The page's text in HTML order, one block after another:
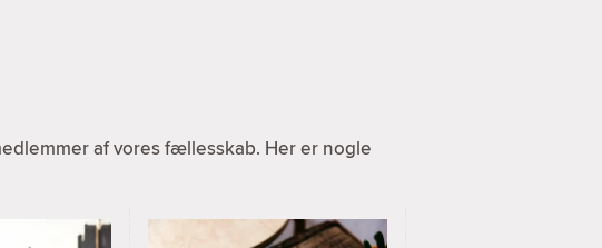
af vores fællesskab. Her er nogle